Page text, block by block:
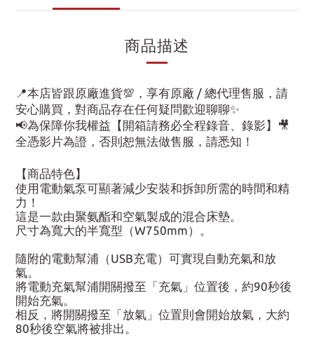
商品描述
📍本店皆跟原廠進貨💯，享有原廠 / 總代理售服，請
安心購買，對商品存在任何疑問歡迎聊聊✨
📢為保障你我權益【開箱請務必全程錄音、錄影】🎥
全憑影片為證，否則恕無法做售服，請悉知！
【商品特色】
使用電動氣泵可顯著減少安裝和拆卸所需的時間和精
力！
這是一款由聚氨酯和空氣製成的混合床墊。
尺寸為寬大的半寬型（W750mm）。
隨附的電動幫浦（USB充電）可實現自動充氣和放
氣。
將電動充氣幫浦開關撥至「充氣」位置後，約90秒後
開始充氣。
相反，將開關撥至「放氣」位置則會開始放氣，大約
80秒後空氣將被排出。